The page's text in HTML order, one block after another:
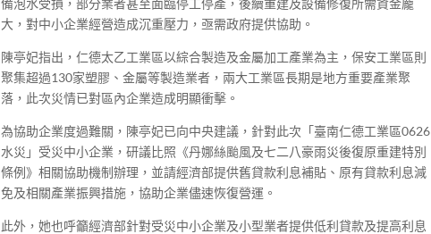
大，對中小企業經營造成沉重壓力，亟需政府提供協助。
陳亭妃指出，仁德太乙工業區以綜合製造及金屬加工產業為主，保安工業區則
聚集超過130家塑膠、金屬等製造業者，兩大工業區長期是地方重要產業聚
落，此次災情已對區內企業造成明顯衝擊。
為協助企業度過難關，陳亭妃已向中央建議，針對此次「臺南仁德工業區0626
水災」受災中小企業，研議比照《丹娜絲颱風及七二八豪雨災後復原重建特別
條例》相關協助機制辦理，並請經濟部提供舊貸款利息補貼、原有貸款利息減
免及相關產業振興措施，協助企業儘速恢復營運。
此外，她也呼籲經濟部針對受災中小企業及小型業者提供低利貸款及提高利息